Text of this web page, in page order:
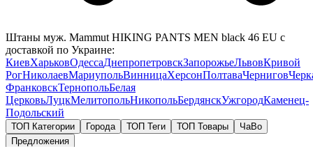
Штаны муж. Mammut HIKING PANTS MEN black 46 EU с
доставкой по Украине:
КиевХарьковОдессаДнепропетровскЗапорожьеЛьвовКривой
РогНиколаевМариупольВинницаХерсонПолтаваЧернигов
ФранковскТернопольБелая
ЦерковьЛуцкМелитопольНикопольБердянскУжгородКаменец-
Подольский
ТОП Категории Города ТОП Теги ТОП Товары
ЧаВо
Предложения